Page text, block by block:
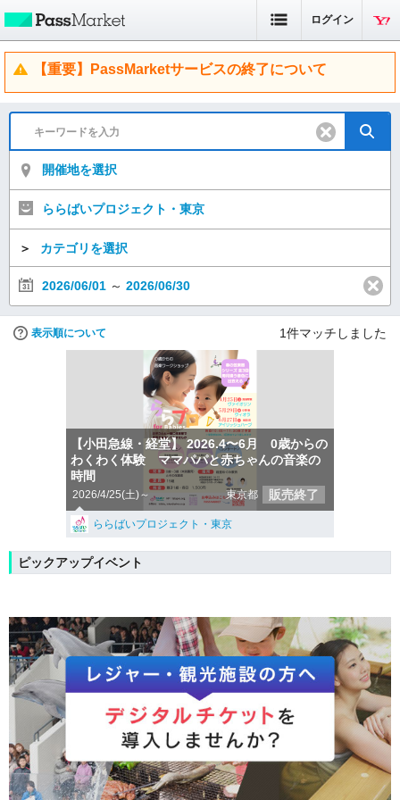
ログイン
【重要】PassMarketサービスの終了について
開催地を選択
ららばいプロジェクト・東京
＞ カテゴリを選択
2026/06/01 ～ 2026/06/30
表示順について 1件マッチしました
【小田急線・経堂】 2026.4〜6月 0歳からの
わくわく体験 ママパパと赤ちゃんの音楽の
時間
2026/4/25(土)～ 東京都 販売終了
ららばいプロジェクト・東京
ピックアップイベント